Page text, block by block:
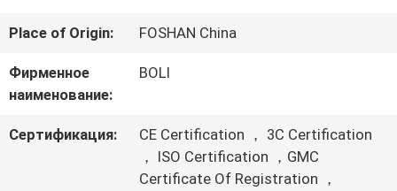
ЭКСКУРСИЯ
Place of Origin: FOSHAN China
Фирменное
наименование:
BOLI
Сертификация:
CE Certification ， 3C Certification
， ISO Certification ，GMC
Certificate Of Registration ，